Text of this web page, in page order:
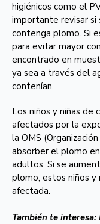
higiénicos como el
importante revisar si
contenga plomo. Si
para evitar mayor
encontrado en
ya sea a través del
contenían.
Los niños y niñas de
afectados por la
la OMS
absorber el plomo
adultos. Si se
plomo, estos niños y
afectada.
También te interesa: